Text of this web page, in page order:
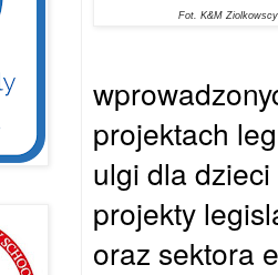
Fot. K&M
projektach
ulgi dla
projekty
oraz sektora